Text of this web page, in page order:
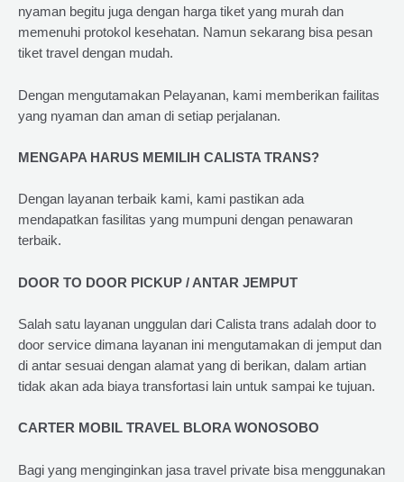
nyaman begitu juga dengan harga tiket yang murah dan
memenuhi protokol kesehatan. Namun sekarang bisa pesan
tiket travel dengan mudah.
Dengan mengutamakan Pelayanan, kami memberikan failitas
yang nyaman dan aman di setiap perjalanan.
MENGAPA HARUS MEMILIH CALISTA TRANS?
Dengan layanan terbaik kami, kami pastikan ada
mendapatkan fasilitas yang mumpuni dengan penawaran
terbaik.
DOOR TO DOOR PICKUP / ANTAR JEMPUT
Salah satu layanan unggulan dari Calista trans adalah door to
door service dimana layanan ini mengutamakan di jemput dan
di antar sesuai dengan alamat yang di berikan, dalam artian
tidak akan ada biaya transfortasi lain untuk sampai ke tujuan.
CARTER MOBIL TRAVEL BLORA WONOSOBO
Bagi yang menginginkan jasa travel private bisa menggunakan